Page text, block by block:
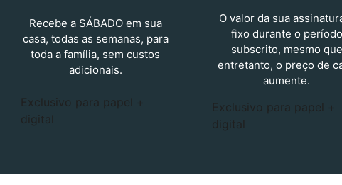
Recebe a SÁBADO em sua
casa, todas as semanas, para
toda a família, sem custos
adicionais.
Exclusivo para papel +
digital
O valor da sua
fixo durante o período
subscrito, mesmo que
entretanto, o preço de
aumente.
Exclusivo para papel +
digital